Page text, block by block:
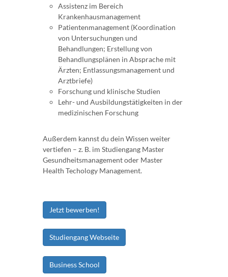
Assistenz im Bereich
Krankenhausmanagement
Patientenmanagement (Koordination
von Untersuchungen und
Behandlungen; Erstellung von
Behandlungsplänen in Absprache mit
Ärzten; Entlassungsmanagement und
Arztbriefe)
Forschung und klinische Studien
Lehr- und Ausbildungstätigkeiten in der
medizinischen Forschung
Außerdem kannst du dein Wissen weiter
vertiefen – z. B. im Studiengang Master
Gesundheitsmanagement oder Master
Health Techology Management.
Jetzt bewerben!
Studiengang Webseite
Business School